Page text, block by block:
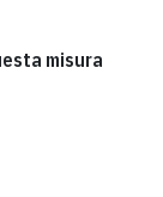
misura